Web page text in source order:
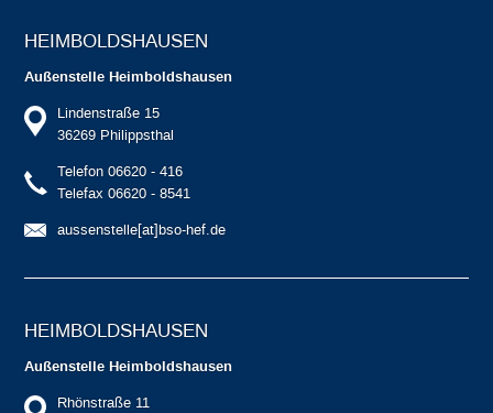
HEIMBOLDS­HAUSEN
Außenstelle Heimboldshausen
Lindenstraße 15
36269 Philippsthal
Telefon 06620 - 416
Telefax 06620 - 8541
aussenstelle[at]bso-hef.de
HEIMBOLDS­HAUSEN
Außenstelle Heimboldshausen
Rhönstraße 11